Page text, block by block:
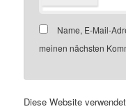
Name, E-Mail-
meinen nächsten
Diese Website verwendet